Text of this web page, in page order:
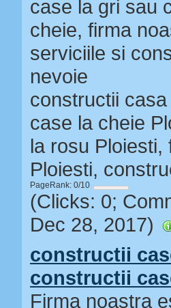
case la gri sau
cheie, firma
serviciile si
nevoie
constructii
case la cheie
la rosu
Ploiesti,
PageRank: 0/10
(Clicks: 0;
Dec 28, 2017)
constructii
constructii
Firma noastra